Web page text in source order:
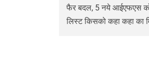
फैर बदल, 5 नये आईएफएस को
लिस्ट किसको कहा कहा का